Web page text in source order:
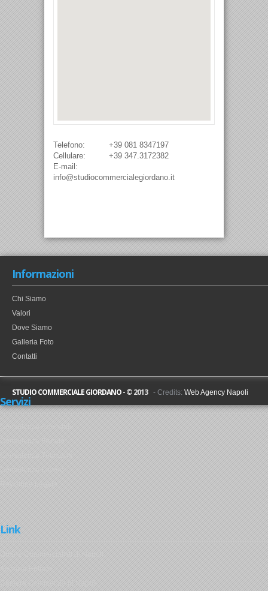
Telefono:
+39 081 8347197
Cellulare:
+39 347.3172382
E-mail:
info@studiocommercialegiordano.it
Informazioni
Chi Siamo
Valori
Dove Siamo
Galleria Foto
Contatti
Servizi
Link
STUDIO COMMERCIALE GIORDANO-© 2013 - Credits: Web Agency Napoli